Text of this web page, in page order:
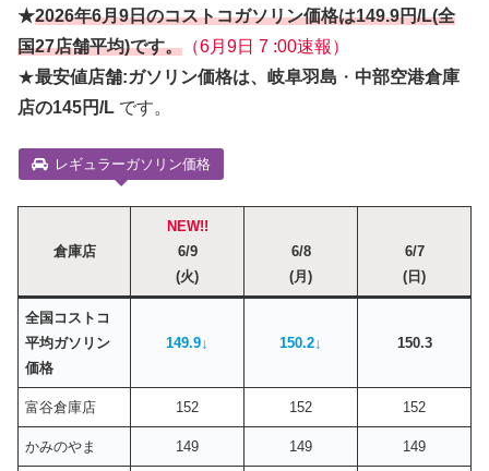
★2026年6月9日のコストコガソリン価格は149.9円/L(全
国27店舗平均)です。 （6月9日 7 :00速報）
★最安値店舗:ガソリン価格は、岐阜羽島 ・ 中部空港倉庫
店の145円/L です。
レギュラーガソリン価格
倉庫店
NEW!!
6/9
(火)
6/8
(月)
6/7
(日)
全国コストコ
平均ガソリン
価格
149.9↓ 150.2↓ 150.3
富谷倉庫店 152 152 152
かみのやま 149 149 149